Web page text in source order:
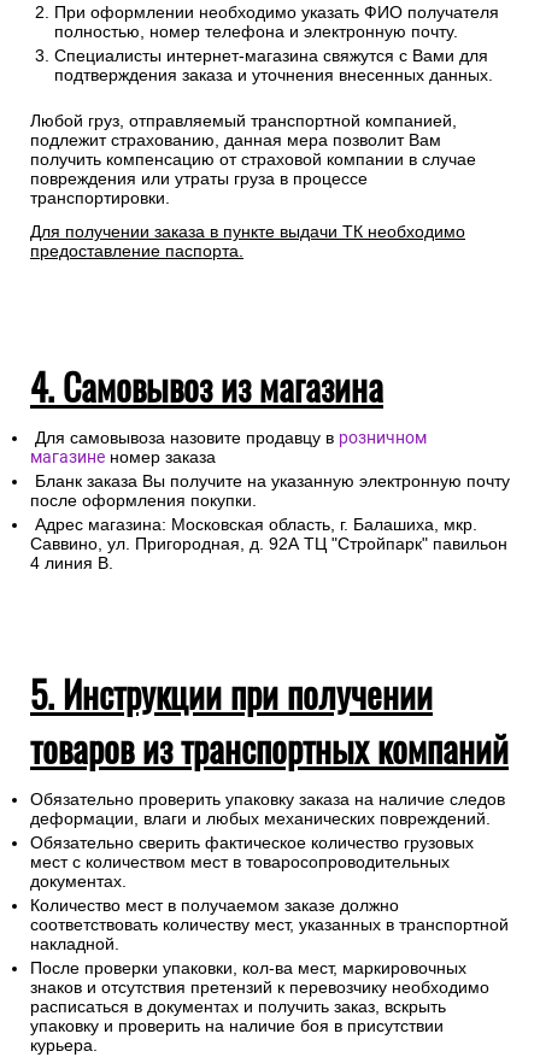
При оформлении необходимо указать ФИО получателя
полностью, номер телефона и электронную почту.
Специалисты интернет-магазина свяжутся с Вами для
подтверждения заказа и уточнения внесенных данных.
Любой груз, отправляемый транспортной компанией,
подлежит страхованию, данная мера позволит Вам
получить компенсацию от страховой компании в случае
повреждения или утраты груза в процессе
транспортировки.
Для получении заказа в пункте выдачи ТК необходимо
предоставление паспорта.
4. Самовывоз из магазина
Для самовывоза назовите продавцу в розничном
магазине номер заказа
Бланк заказа Вы получите на указанную электронную почту
после оформления покупки.
Адрес магазина: Московская область, г. Балашиха, мкр.
Саввино, ул. Пригородная, д. 92А ТЦ "Стройпарк" павильон
4 линия В.
5. Инструкции при получении
товаров из транспортных компаний
Обязательно проверить упаковку заказа на наличие следов
деформации, влаги и любых механических повреждений.
Обязательно сверить фактическое количество грузовых
мест с количеством мест в товаросопроводительных
документах.
Количество мест в получаемом заказе должно
соответствовать количеству мест, указанных в транспортной
накладной.
После проверки упаковки, кол-ва мест, маркировочных
знаков и отсутствия претензий к перевозчику необходимо
расписаться в документах и получить заказ, вскрыть
упаковку и проверить на наличие боя в присутствии
курьера.